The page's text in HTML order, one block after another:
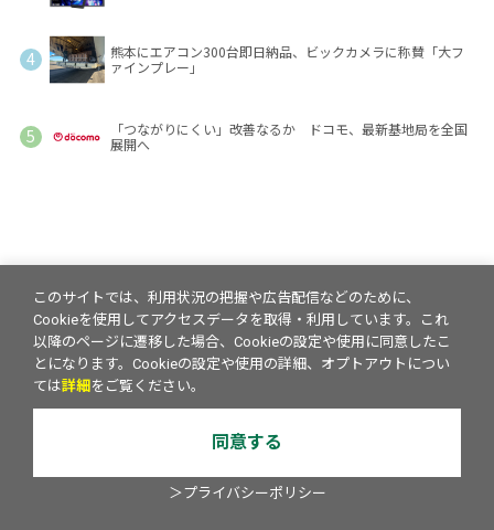
熊本にエアコン300台即日納品、ビックカメラに称賛「大フ
ァインプレー」
「つながりにくい」改善なるか ドコモ、最新基地局を全国
展開へ
このサイトでは、利用状況の把握や広告配信などのために、
Cookieを使用してアクセスデータを取得・利用しています。これ
以降のページに遷移した場合、Cookieの設定や使用に同意したこ
とになります。Cookieの設定や使用の詳細、オプトアウトについ
ては詳細 をご覧ください。
同意する
＞プライバシーポリシー